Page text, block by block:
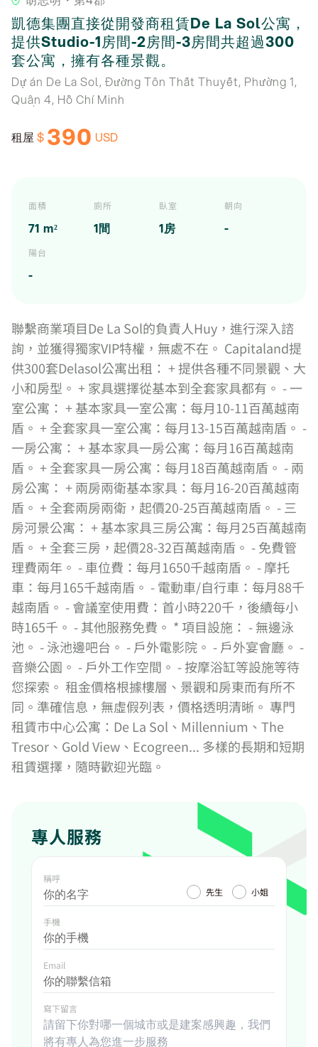
凱德集團直接從開發商租賃De La Sol公寓，
提供Studio-1房間-2房間-3房間共超過300
套公寓，擁有各種景觀。
Dự án De La Sol, Đường Tôn Thất Thuyết, Phường 1,
Quận 4, Hồ Chí Minh
租屋 $ 390 USD
面積
71 m²
廁所
1間
臥室
1房
朝向
-
陽台
-
聯繫商業項目De La Sol的負責人Huy，進行深入諮
詢，並獲得獨家VIP特權，無處不在。 Capitaland提
供300套Delasol公寓出租： + 提供各種不同景觀、大
小和房型。 + 家具選擇從基本到全套家具都有。 - 一
室公寓： + 基本家具一室公寓：每月10-11百萬越南
盾。 + 全套家具一室公寓：每月13-15百萬越南盾。 -
一房公寓： + 基本家具一房公寓：每月16百萬越南
盾。 + 全套家具一房公寓：每月18百萬越南盾。 - 兩
房公寓： + 兩房兩衛基本家具：每月16-20百萬越南
盾。 + 全套兩房兩衛，起價20-25百萬越南盾。 - 三
房河景公寓： + 基本家具三房公寓：每月25百萬越南
盾。 + 全套三房，起價28-32百萬越南盾。 - 免費管
理費兩年。 - 車位費：每月1650千越南盾。 - 摩托
車：每月165千越南盾。 - 電動車/自行車：每月88千
越南盾。 - 會議室使用費：首小時220千，後續每小
時165千。 - 其他服務免費。 * 項目設施： - 無邊泳
池。 - 泳池邊吧台。 - 戶外電影院。 - 戶外宴會廳。 -
音樂公園。 - 戶外工作空間。 - 按摩浴缸等設施等待
您探索。 租金價格根據樓層、景觀和房東而有所不
同。準確信息，無虛假列表，價格透明清晰。 專門
租賃市中心公寓：De La Sol、Millennium、The
Tresor、Gold View、Ecogreen... 多樣的長期和短期
租賃選擇，隨時歡迎光臨。
專人服務
稱呼
先生
小姐
手機
Email
寫下留言